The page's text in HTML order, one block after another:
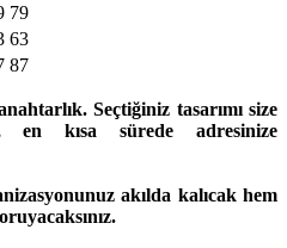
79
63
87
Seçtiğiniz tasarımı size
en kısa sürede adresinize
akılda kalıcak hem